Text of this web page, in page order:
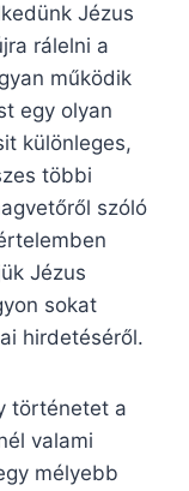
Jézus
rálelni a
működik
egy olyan
különleges,
többi
szóló
Jézus
sokat
hirdetéséről.
történetet a
valami
mélyebb